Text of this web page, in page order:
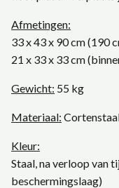
Afmetingen:
33 x 43 x 90 cm (190
21 x 33 x 33 cm
Gewicht: 55 kg
Materiaal:
Kleur:
Staal, na verloop van
beschermingslaag)